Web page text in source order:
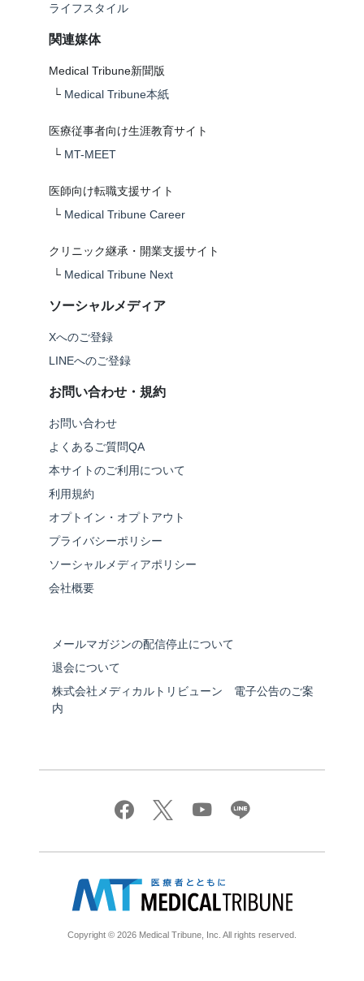
ライフスタイル
関連媒体
Medical Tribune新聞版
└ Medical Tribune本紙
医療従事者向け生涯教育サイト
└ MT-MEET
医師向け転職支援サイト
└ Medical Tribune Career
クリニック継承・開業支援サイト
└ Medical Tribune Next
ソーシャルメディア
Xへのご登録
LINEへのご登録
お問い合わせ・規約
お問い合わせ
よくあるご質問QA
本サイトのご利用について
利用規約
オプトイン・オプトアウト
プライバシーポリシー
ソーシャルメディアポリシー
会社概要
メールマガジンの配信停止について
退会について
株式会社メディカルトリビューン 電子公告のご案
内
Copyright © 2026 Medical Tribune, Inc. All rights reserved.